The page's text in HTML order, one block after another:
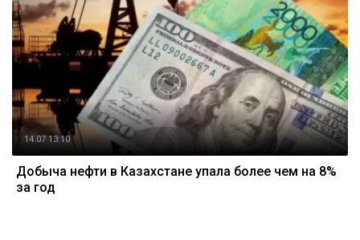
14.07 13:10
Добыча нефти в Казахстане упала более чем на 8%
за год